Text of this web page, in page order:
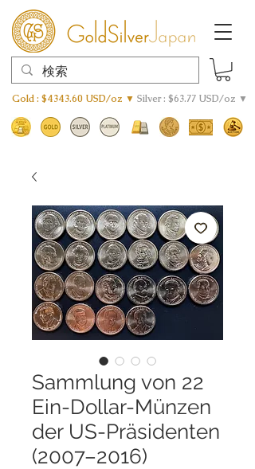
Gold : $4343.60 USD/oz ▼ Silver : $63.77 USD/oz ▼
Sammlung von 22
Ein-Dollar-Münzen
der US-Präsidenten
(2007–2016)